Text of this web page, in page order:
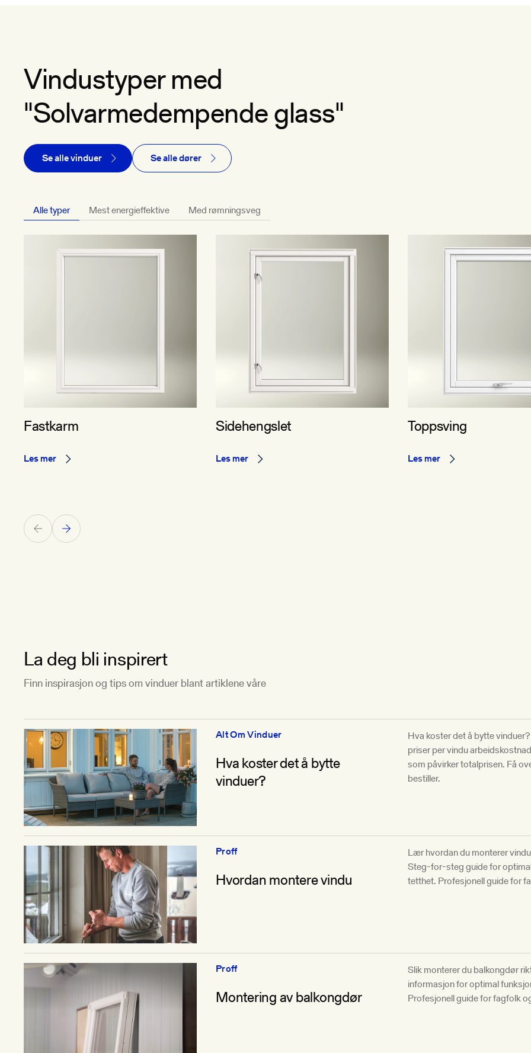
Vindustyper med
"Solvarmedempende glass"
Se alle vinduer Se alle dører
Alle typer Mest energieffektive Med rømningsveg
Fastkarm
Les mer
Sidehengslet
Les mer
Toppsving
Les mer
La deg bli inspirert
Finn inspirasjon og tips om vinduer blant artiklene våre
Alt Om Vinduer
Hva koster det å bytte
vinduer?
Hva koster det å bytte
priser per vindu
som påvirker totalprisen. Få
bestiller.
Proff
Hvordan montere vindu
Lær hvordan du monterer
Steg-for-steg guide for
tetthet. Profesjonell guide for
Proff
Montering av balkongdør
Slik monterer du balkongdør
informasjon for optimal
Profesjonell guide for fagfolk